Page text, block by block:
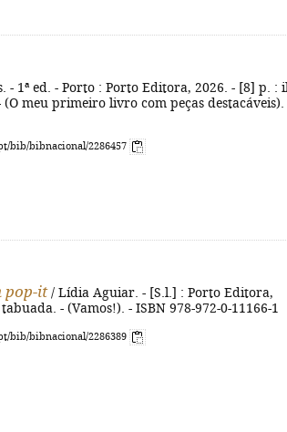
- 1ª ed. - Porto : Porto Editora, 2026. - [8] p. :
meu primeiro livro com peças destacáveis).
bib/bibnacional/2286457
pop-it/ Lídia Aguiar. - [S.l.] : Porto Editora,
- (Vamos!). - ISBN 978-972-0-11166-1
bib/bibnacional/2286389